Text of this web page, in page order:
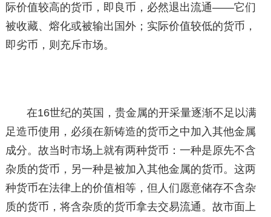
际价值较高的货币，即良币，必然退出流通——它们
被收藏、熔化或被输出国外；实际价值较低的货币，
即劣币，则充斥市场。
在16世纪的英国，贵金属的开采量逐渐不足以满
足造币使用，必须在新铸造的货币之中加入其他金属
成分。故当时市场上就有两种货币：一种是原先不含
杂质的货币，另一种是被加入其他金属的货币。这两
种货币在法律上的价值相等，但人们愿意储存不含杂
质的货币，将含杂质的货币拿去交易流通。故市面上